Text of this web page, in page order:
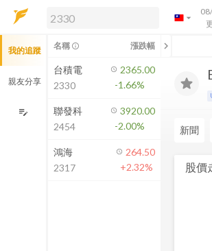
arrow_drop_down
解鎖即時行情及進階功能
方案」，即可解鎖以下功能：
即時行情
即時市況與排行
成交金額熱力圖
前往方案訂閱
如何綁定合作券商
新聞
股價
我的追蹤
親友分享
edit_note
名稱 info_outline 漲跌幅 chevron_left
台積電
2330
2365.00
-1.66%
聯發科
2454
3920.00
-2.00%
鴻海
2317
264.50
+2.32%